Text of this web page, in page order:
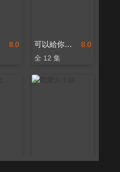
8.0 8.0
可以給你做頓飯嗎
全 12 集